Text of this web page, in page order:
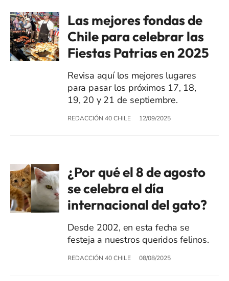
Las mejores fondas de
Chile para celebrar las
Fiestas Patrias en 2025
Revisa aquí los mejores lugares
para pasar los próximos 17, 18,
19, 20 y 21 de septiembre.
REDACCIÓN 40 CHILE 12/09/2025
¿Por qué el 8 de agosto
se celebra el día
internacional del gato?
Desde 2002, en esta fecha se
festeja a nuestros queridos felinos.
REDACCIÓN 40 CHILE 08/08/2025